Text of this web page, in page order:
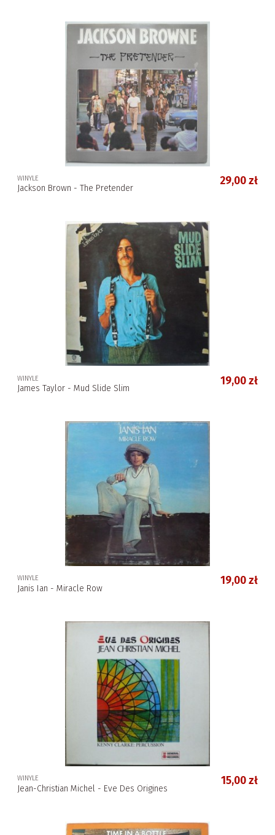
WINYLE
Jackson Brown - The Pretender
29,00 zł
WINYLE
James Taylor - Mud Slide Slim
19,00 zł
WINYLE
Janis Ian - Miracle Row
19,00 zł
WINYLE
Jean-Christian Michel - Eve Des Origines
15,00 zł